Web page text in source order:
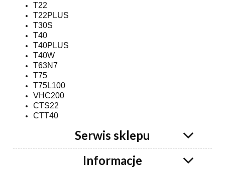
T22
T22PLUS
T30S
T40
T40PLUS
T40W
T63N7
T75
T75L100
VHC200
CTS22
CTT40
Serwis sklepu
Informacje